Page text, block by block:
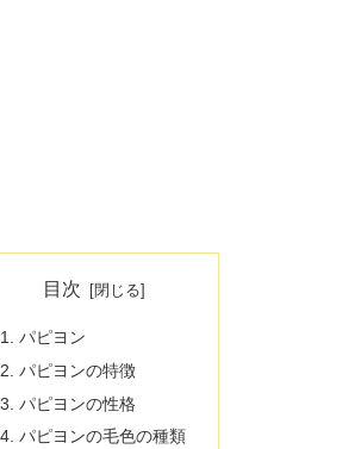
目次
パピヨン
パピヨンの特徴
パピヨンの性格
パピヨンの毛色の種類